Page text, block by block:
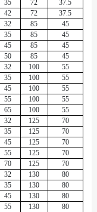
35 72
37.5
42 72
37.5
32 85
45
35 85
45
45 85
45
50 85
45
32 100
55
35 100
55
45 100
55
55 100
55
65 100
55
32 125
70
35 125
70
45 125
70
55 125
70
70 125
70
32 130
80
35 130
80
45 130
80
55 130
80